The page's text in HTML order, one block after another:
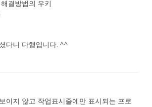
결방법의 우키
다니 다행입니다. ^^
이지 않고 작업표시줄에만 표시되는 프로